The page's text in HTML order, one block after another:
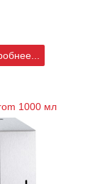
1000 мл